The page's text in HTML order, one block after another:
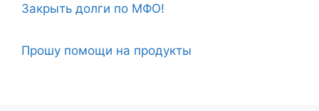
Закрыть долги по МФО!
Прошу помощи на продукты